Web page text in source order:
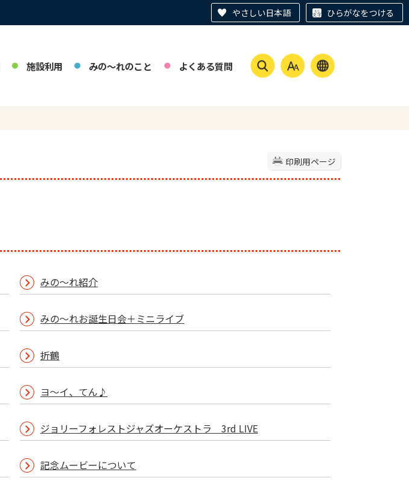
やさしい日本語 ひらがなをつける
施設利用 みの～れのこと よくある質問
印刷用ページ
みの～れ紹介
みの～れお誕生日会＋ミニライブ
折鶴
ヨ～イ、てん♪
ジョリーフォレストジャズオーケストラ 3rd LIVE
記念ムービーについて